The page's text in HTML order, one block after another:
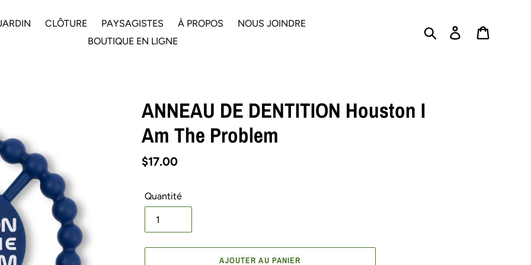
CLÔTURE PAYSAGISTES À PROPOS
NOUS JOINDRE
BOUTIQUE EN LIGNE
RechercherSe connecter
ANNEAU DE DENTITION Houston I
Am The Problem
Prix
$17.00
Quantité
AJOUTER AU PANIER